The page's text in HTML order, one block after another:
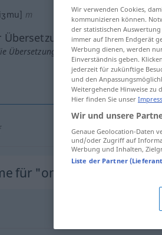
m
Übersetzungen
Übersetzung anklicken/antippen)
für "onanismo"
Wir verwenden Cookies,
kommunizieren können.
der statistischen
immer auf Ihrem Endgerät
Werbung dienen, werden
Einverständnis geben.
jederzeit für zukünftige
und den
Weitergehende Hinweise zu
Hier finden Sie unser
Wir und unsere
Genaue Geolocation-Daten
und/oder Zugriff auf
Werbung und Inhalten,
Liste der Partner